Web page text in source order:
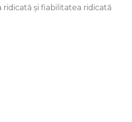
și fiabilitatea ridicată